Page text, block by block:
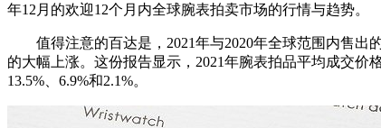
年12月的欢迎12个月内全球腕表拍卖市场的行情与趋势。
值得注意的百达是，2021年与2020年全球范围内售出
的大幅上涨。这份报告显示，2021年腕表拍品平均成交
13.5%、6.9%和2.1%。